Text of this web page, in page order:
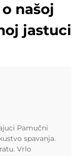
našoj
jastuci
Pamučni
spavanja.
Vrlo